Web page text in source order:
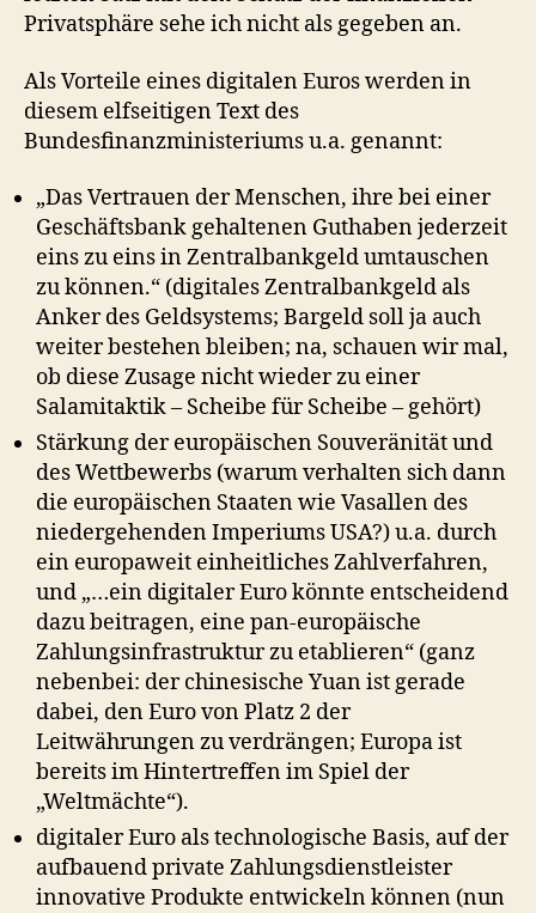
Privatsphäre sehe ich nicht als gegeben an.
Als Vorteile eines digitalen Euros werden in
diesem elfseitigen Text des
Bundesfinanzministeriums u.a. genannt:
„Das Vertrauen der Menschen, ihre bei einer
Geschäftsbank gehaltenen Guthaben jederzeit
eins zu eins in Zentralbankgeld umtauschen
zu können.“ (digitales Zentralbankgeld als
Anker des Geldsystems; Bargeld soll ja auch
weiter bestehen bleiben; na, schauen wir mal,
ob diese Zusage nicht wieder zu einer
Salamitaktik – Scheibe für Scheibe – gehört)
Stärkung der europäischen Souveränität und
des Wettbewerbs (warum verhalten sich dann
die europäischen Staaten wie Vasallen des
niedergehenden Imperiums USA?) u.a. durch
ein europaweit einheitliches Zahlverfahren,
und „…ein digitaler Euro könnte entscheidend
dazu beitragen, eine pan-europäische
Zahlungsinfrastruktur zu etablieren“ (ganz
nebenbei: der chinesische Yuan ist gerade
dabei, den Euro von Platz 2 der
Leitwährungen zu verdrängen; Europa ist
bereits im Hintertreffen im Spiel der
„Weltmächte“).
digitaler Euro als technologische Basis, auf der
aufbauend private Zahlungsdienstleister
innovative Produkte entwickeln können (nun